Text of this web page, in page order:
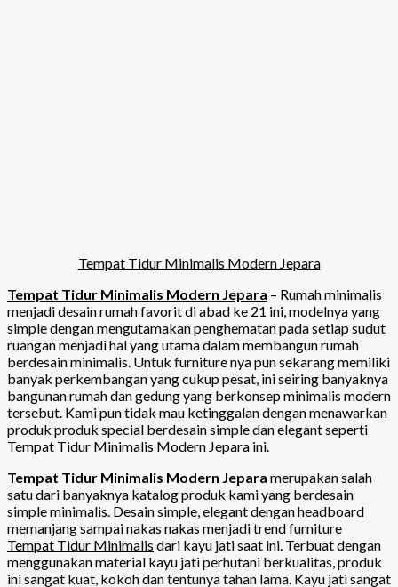
Tempat Tidur Minimalis Modern Jepara
Tempat Tidur Minimalis Modern Jepara – Rumah minimalis
menjadi desain rumah favorit di abad ke 21 ini, modelnya yang
simple dengan mengutamakan penghematan pada setiap sudut
ruangan menjadi hal yang utama dalam membangun rumah
berdesain minimalis. Untuk furniture nya pun sekarang memiliki
banyak perkembangan yang cukup pesat, ini seiring banyaknya
bangunan rumah dan gedung yang berkonsep minimalis modern
tersebut. Kami pun tidak mau ketinggalan dengan menawarkan
produk produk special berdesain simple dan elegant seperti
Tempat Tidur Minimalis Modern Jepara ini.
Tempat Tidur Minimalis Modern Jepara merupakan salah
satu dari banyaknya katalog produk kami yang berdesain
simple minimalis. Desain simple, elegant dengan headboard
memanjang sampai nakas nakas menjadi trend furniture
Tempat Tidur Minimalis dari kayu jati saat ini. Terbuat dengan
menggunakan material kayu jati perhutani berkualitas, produk
ini sangat kuat, kokoh dan tentunya tahan lama. Kayu jati sangat